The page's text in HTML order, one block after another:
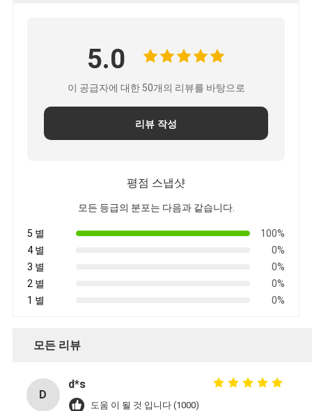
5.0
이 공급자에 대한 50개의 리뷰를 바탕으로
리뷰 작성
평점 스냅샷
모든 등급의 분포는 다음과 같습니다.
5 별
100%
4 별
0%
3 별
0%
2 별
0%
1 별
0%
모든 리뷰
D
d*s
도움 이 될 것 입니다 (1000)